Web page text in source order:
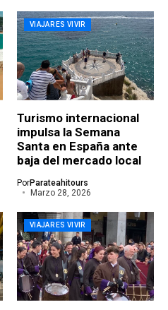
VIAJAR ES VIVIR
Turismo internacional
impulsa la Semana
Santa en España ante
baja del mercado local
PorParateahitours
Marzo 28, 2026
VIAJAR ES VIVIR